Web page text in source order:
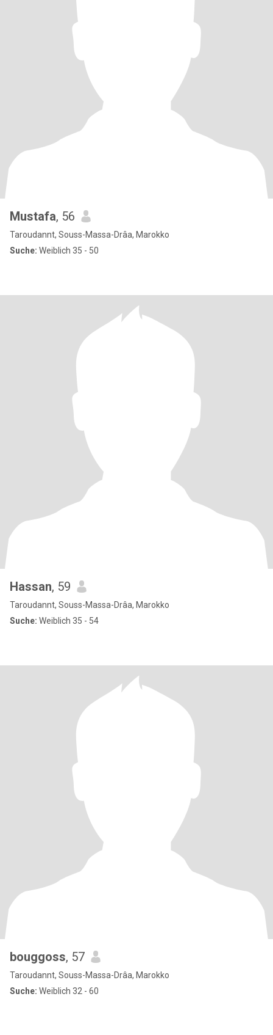
Mustafa, 56
Taroudannt, Souss-Massa-Drâa, Marokko
Suche: Weiblich 35 - 50
Hassan, 59
Taroudannt, Souss-Massa-Drâa, Marokko
Suche: Weiblich 35 - 54
bouggoss, 57
Taroudannt, Souss-Massa-Drâa, Marokko
Suche: Weiblich 32 - 60